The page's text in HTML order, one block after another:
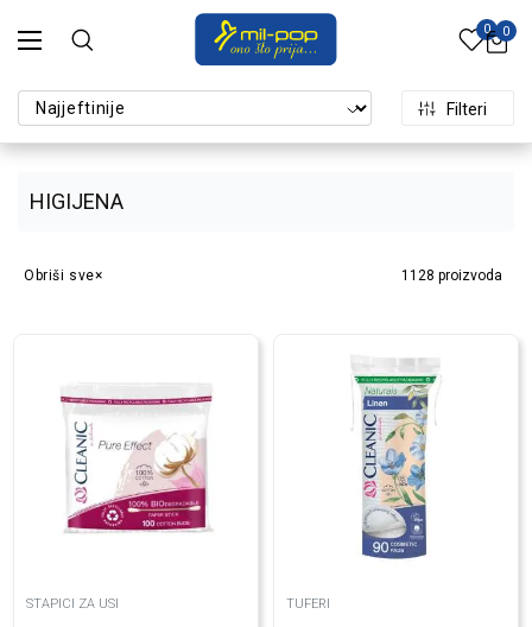
0 0
HIGIJENA
Filteri
1128 proizvoda
Obriši sve
STAPICI ZA USI TUFERI